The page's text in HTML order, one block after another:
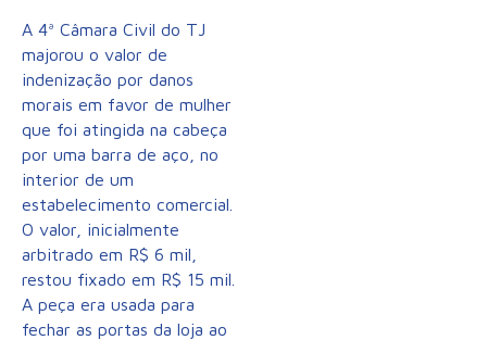
A 4ª Câmara Civil do TJ
majorou o valor de
indenização por danos
morais em favor de mulher
que foi atingida na cabeça
por uma barra de aço, no
interior de um
estabelecimento comercial.
O valor, inicialmente
arbitrado em R$ 6 mil,
restou fixado em R$ 15 mil.
A peça era usada para
fechar as portas da loja ao